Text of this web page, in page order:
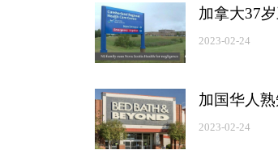
加拿大37
2023-02-24
加国华人
2023-02-24